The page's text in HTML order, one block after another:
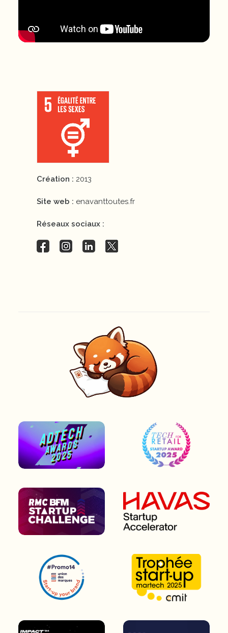
Création : 2013
Site web : enavanttoutes.fr
Réseaux sociaux :